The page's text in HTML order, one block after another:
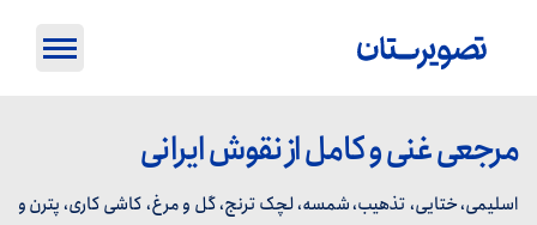
مرجعی غنی و کامل از نقوش ایرانی
اسلیمی، ختایی، تذهیب، شمسه، لچک ترنج، گل و مرغ، کاشی کاری، پترن و